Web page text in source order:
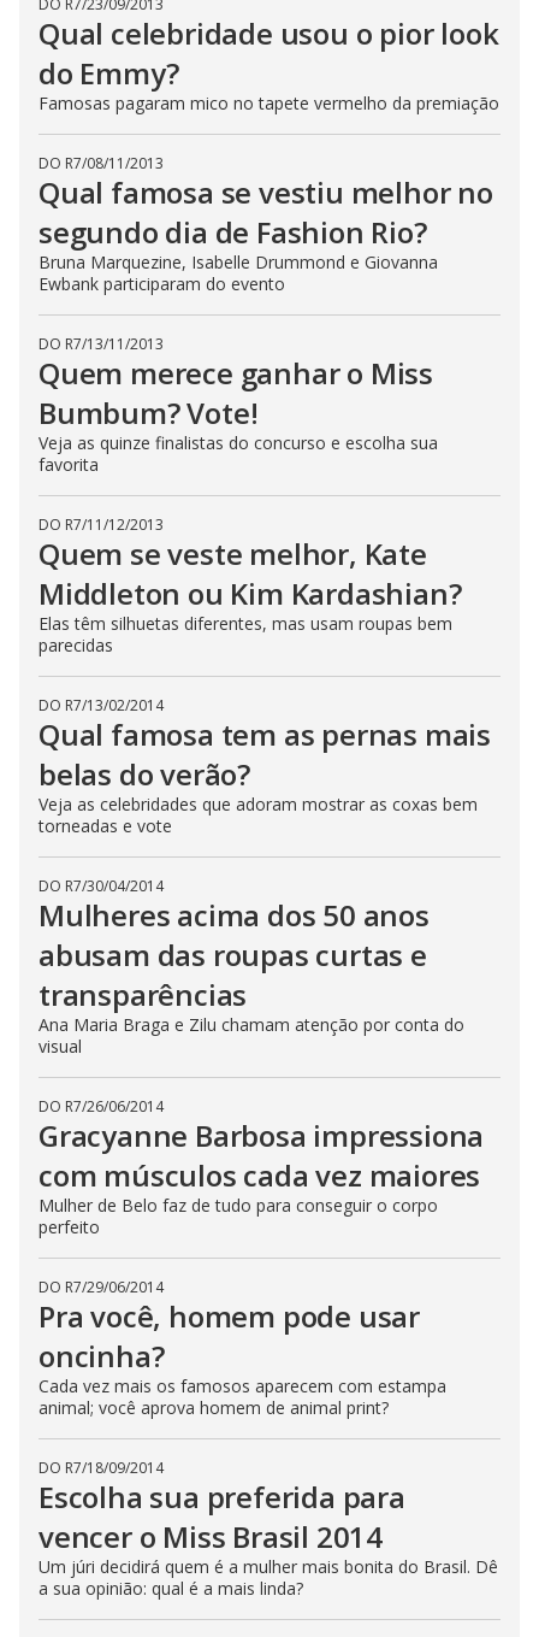
DO R7/23/09/2013
Qual celebridade usou o pior look
do Emmy?
Famosas pagaram mico no tapete vermelho da premiação
DO R7/08/11/2013
Qual famosa se vestiu melhor no
segundo dia de Fashion Rio?
Bruna Marquezine, Isabelle Drummond e Giovanna
Ewbank participaram do evento
DO R7/13/11/2013
Quem merece ganhar o Miss
Bumbum? Vote!
Veja as quinze finalistas do concurso e escolha sua
favorita
DO R7/11/12/2013
Quem se veste melhor, Kate
Middleton ou Kim Kardashian?
Elas têm silhuetas diferentes, mas usam roupas bem
parecidas
DO R7/13/02/2014
Qual famosa tem as pernas mais
belas do verão?
Veja as celebridades que adoram mostrar as coxas bem
torneadas e vote
DO R7/30/04/2014
Mulheres acima dos 50 anos
abusam das roupas curtas e
transparências
Ana Maria Braga e Zilu chamam atenção por conta do
visual
DO R7/26/06/2014
Gracyanne Barbosa impressiona
com músculos cada vez maiores
Mulher de Belo faz de tudo para conseguir o corpo
perfeito
DO R7/29/06/2014
Pra você, homem pode usar
oncinha?
Cada vez mais os famosos aparecem com estampa
animal; você aprova homem de animal print?
DO R7/18/09/2014
Escolha sua preferida para
vencer o Miss Brasil 2014
Um júri decidirá quem é a mulher mais bonita do Brasil. Dê
a sua opinião: qual é a mais linda?